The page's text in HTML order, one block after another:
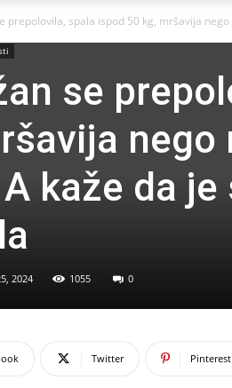
prepolovila, spala ispod 50 kg, mršavija nego
se
nego
kaže da
2024 1055 0
Twitter Pinterest